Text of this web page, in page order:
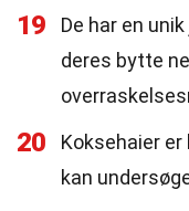
19
De har en
deres bytte
20
Koksehaier
kan